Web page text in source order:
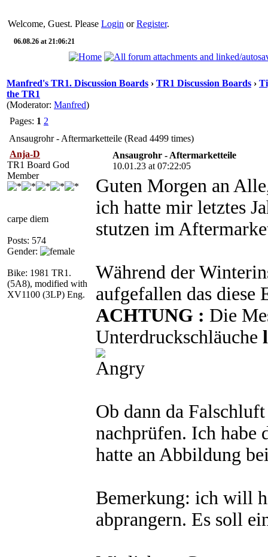
Welcome, Guest. Please Login orRegister.
06.08.26 at 21:06:21
Manfred's TR1. Discussion Boards › TR1 Discussion Boards ›
the TR1
(Moderator: Manfred)
Pages: 1 2
Ansaugrohr - Aftermarketteile (Read 4499 times)
Anja-D
TR1 Board God
Member
carpe diem
Posts: 574
Gender:
Bike: 1981 TR1.
(5A8), modified with
XV1100 (3LP) Eng.
Ansaugrohr - Aftermarketteile
10.01.23 at 07:22:05
Guten Morgen an
ich hatte mir letztes
stutzen im
Während der
aufgefallen das diese
ACHTUNG : Die
Unterdruckschläuche
Ob dann da
nachprüfen. Ich habe
hatte an Abbildung
Bemerkung: ich will
abprangern. Es soll